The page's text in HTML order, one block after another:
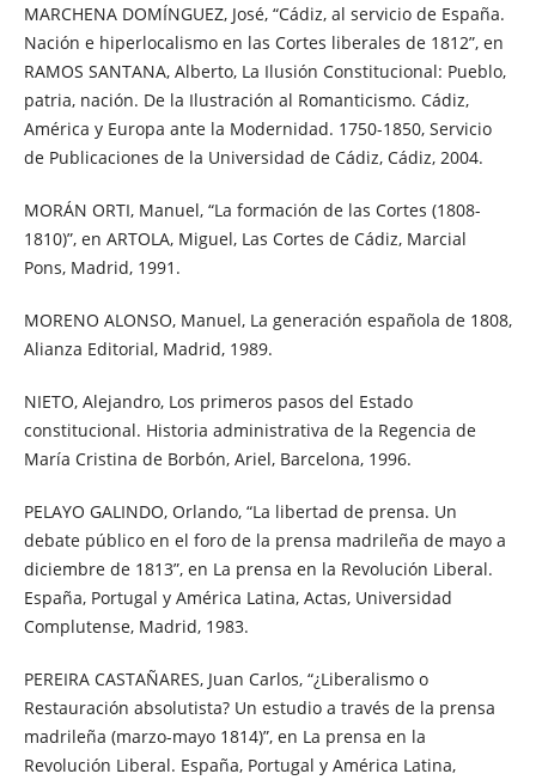
MARCHENA DOMÍNGUEZ, José, “Cádiz, al servicio de España.
Nación e hiperlocalismo en las Cortes liberales de 1812”, en
RAMOS SANTANA, Alberto, La Ilusión Constitucional: Pueblo,
patria, nación. De la Ilustración al Romanticismo. Cádiz,
América y Europa ante la Modernidad. 1750-1850, Servicio
de Publicaciones de la Universidad de Cádiz, Cádiz, 2004.
MORÁN ORTI, Manuel, “La formación de las Cortes (1808-
1810)”, en ARTOLA, Miguel, Las Cortes de Cádiz, Marcial
Pons, Madrid, 1991.
MORENO ALONSO, Manuel, La generación española de 1808,
Alianza Editorial, Madrid, 1989.
NIETO, Alejandro, Los primeros pasos del Estado
constitucional. Historia administrativa de la Regencia de
María Cristina de Borbón, Ariel, Barcelona, 1996.
PELAYO GALINDO, Orlando, “La libertad de prensa. Un
debate público en el foro de la prensa madrileña de mayo a
diciembre de 1813”, en La prensa en la Revolución Liberal.
España, Portugal y América Latina, Actas, Universidad
Complutense, Madrid, 1983.
PEREIRA CASTAÑARES, Juan Carlos, “¿Liberalismo o
Restauración absolutista? Un estudio a través de la prensa
madrileña (marzo-mayo 1814)”, en La prensa en la
Revolución Liberal. España, Portugal y América Latina,